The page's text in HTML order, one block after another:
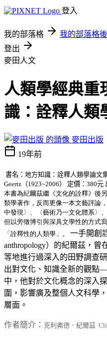
登入
我的部落格 我的部落格
登出
麥田人文
人類學經典重
識：詮釋人類
麥田出版
19年前
書名： 地方知識：詮釋人類學論文
Geertz（1923~2006） 定價： 380元
本書為紀爾茲繼《文化的詮釋》後
類學著作，反而更像一本文藝評論
中發現〉、〈藝術乃一文化體系〉
但以旁徵博引與深具文學性的方
「詮釋性的人類學」。 一手開創
anthropology）的紀爾茲，
等地進行過深入的田野調查
出對文化、知識全新的觀點
中，他對於文化概念的深入
圍，影響廣及整個人文科學
層面。
作者簡介： 克利弗德．紀爾茲